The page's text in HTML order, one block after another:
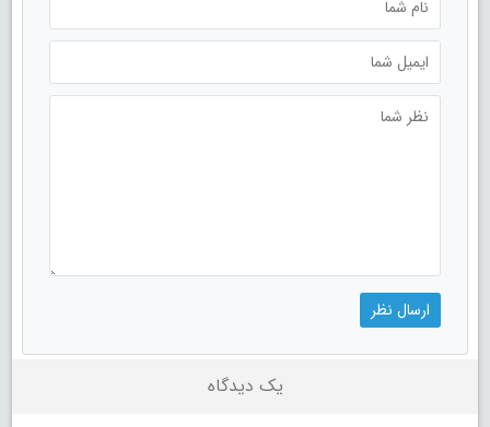
یک دیدگاه